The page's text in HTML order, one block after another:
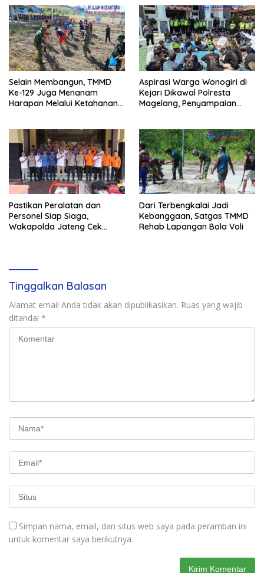
Selain Membangun, TMMD
Ke-129 Juga Menanam
Harapan Melalui Ketahanan
Aspirasi Warga Wonogiri di
Kejari Dikawal Polresta
Magelang, Penyampaian
Pastikan Peralatan dan
Personel Siap Siaga,
Wakapolda Jateng Cek
Dari Terbengkalai Jadi
Kebanggaan, Satgas TMMD
Rehab Lapangan Bola Voli
Tinggalkan Balasan
Alamat email Anda tidak akan dipublikasikan. Ruas yang wajib
ditandai *
Simpan nama, email, dan situs web saya pada peramban ini
untuk komentar saya berikutnya.